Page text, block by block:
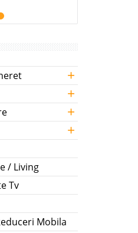
+
+
+
+
/ Living
Tv
Mobila